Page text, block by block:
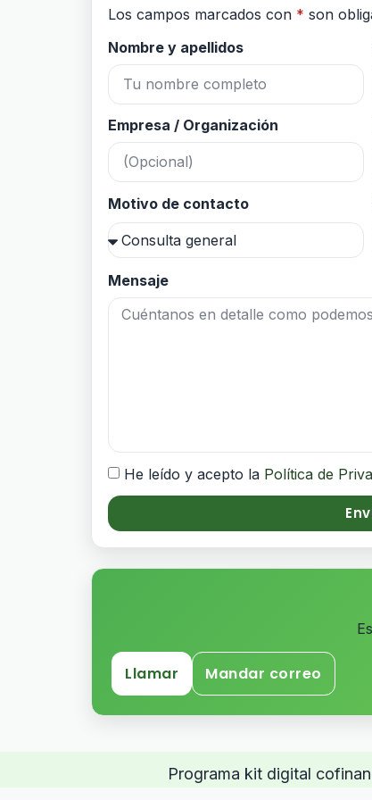
Los campos marcados con * son
Nombre y apellidos
Empresa / Organización
Motivo de contacto
Mensaje
He leído y acepto la Política de
Llamar Mandar correo
Programa kit digital